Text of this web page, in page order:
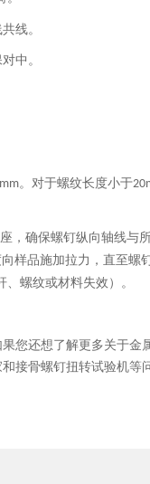
线。
中。
。对于螺纹长度小于
，确保螺钉纵向轴线与
样品施加拉力，直至螺
、螺纹或材料失效）。
您还想了解更多关于金
接骨螺钉扭转试验机等